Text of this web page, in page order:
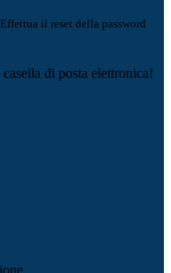
il reset della password
di posta elettronica!